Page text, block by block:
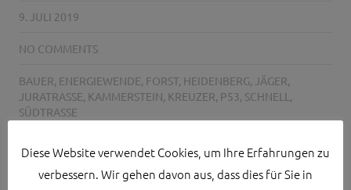
9. JULI 2019
NO COMMENTS
BAUER, ENERGIEWENDE, FORST, HEIDENBERG, JÄGER,
JURATRASSE, KAMMERSTEIN, KREUZER, P53, SCHNELL ,
SÜDTRASSE
KAMMERSTEIN – Einer der einflussreichsten Männer im
Diese Website verwendet Cookies, um Ihre Erfahrungen zu
verbessern. Wir gehen davon aus, dass dies für Sie in